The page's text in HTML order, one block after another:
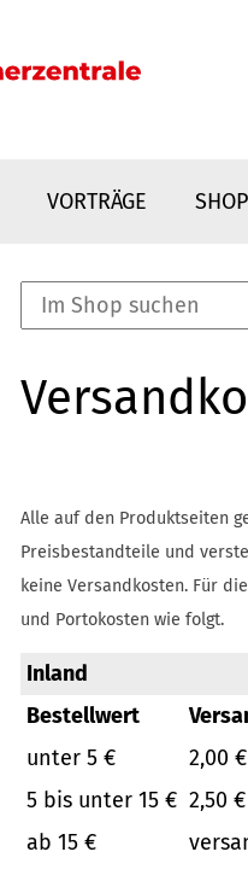
VORTRÄGE SHOP
Alle auf den Produktseiten
Preisbestandteile und
keine Versandkosten. Für
und Portokosten wie folgt.
Inland
Bestellwert
unter 5 €
2,00 €
5 bis unter 15 € 2,50 €
ab 15 €